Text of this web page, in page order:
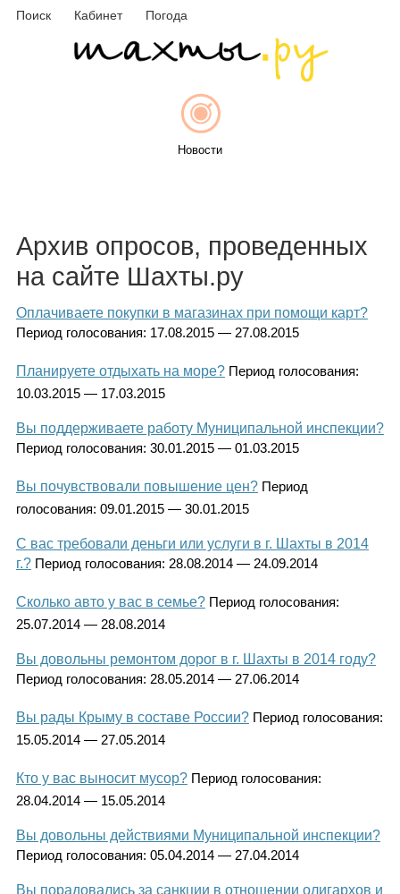
Поиск Кабинет Погода
Новости
Объявления
Инфо
Карты
Архив опросов, проведенных
на сайте Шахты.ру
Оплачиваете покупки в магазинах при помощи карт?
Период голосования: 17.08.2015 — 27.08.2015
Планируете отдыхать на море? Период голосования:
10.03.2015 — 17.03.2015
Вы поддерживаете работу Муниципальной инспекции?
Период голосования: 30.01.2015 — 01.03.2015
Вы почувствовали повышение цен? Период
голосования: 09.01.2015 — 30.01.2015
С вас требовали деньги или услуги в г. Шахты в 2014
г.? Период голосования: 28.08.2014 — 24.09.2014
Сколько авто у вас в семье? Период голосования:
25.07.2014 — 28.08.2014
Вы довольны ремонтом дорог в г. Шахты в 2014 году?
Период голосования: 28.05.2014 — 27.06.2014
Вы рады Крыму в составе России? Период голосования:
15.05.2014 — 27.05.2014
Кто у вас выносит мусор? Период голосования:
28.04.2014 — 15.05.2014
Вы довольны действиями Муниципальной инспекции?
Период голосования: 05.04.2014 — 27.04.2014
Вы порадовались за санкции в отношении олигархов и